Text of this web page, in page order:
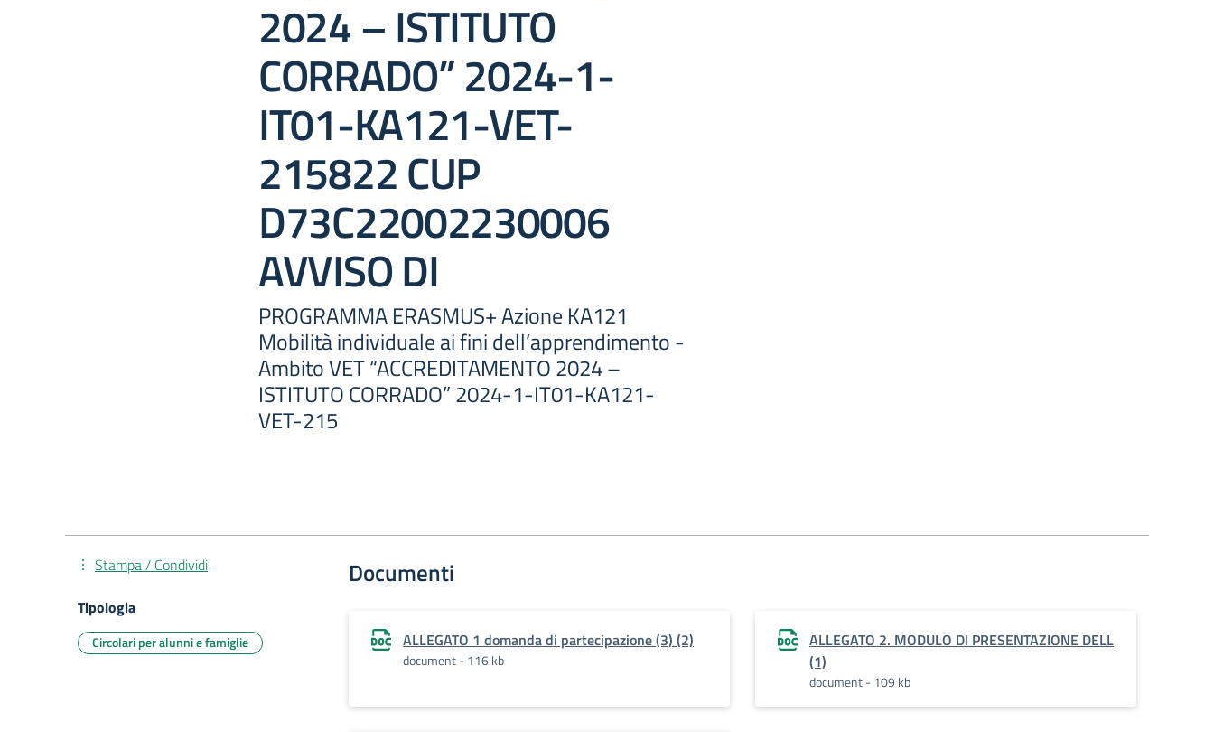
2024 – ISTITUTO
CORRADO” 2024-1-
IT01-KA121-VET-
215822 CUP
D73C22002230006
AVVISO DI
PROGRAMMA ERASMUS+ Azione KA121
Mobilità individuale ai fini dell’apprendimento -
Ambito VET “ACCREDITAMENTO 2024 –
ISTITUTO CORRADO” 2024-1-IT01-KA121-
VET-215
Documenti
ALLEGATO 1 domanda di partecipazione (3) (2)
document - 116 kb
ALLEGATO 2. MODULO DI PRESENTAZIONE DELL
(1)
document - 109 kb
Stampa / Condividi
Tipologia
Circolari per alunni e famiglie